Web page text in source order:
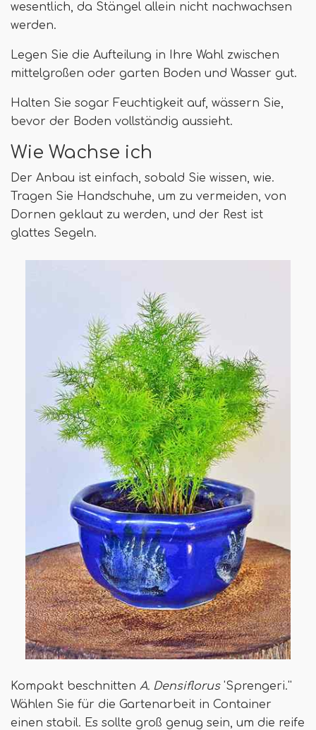
wesentlich, da Stängel allein nicht nachwachsen
werden.
Legen Sie die Aufteilung in Ihre Wahl zwischen
mittelgroßen oder garten Boden und Wasser gut.
Halten Sie sogar Feuchtigkeit auf, wässern Sie,
bevor der Boden vollständig aussieht.
Wie Wachse ich
Der Anbau ist einfach, sobald Sie wissen, wie.
Tragen Sie Handschuhe, um zu vermeiden, von
Dornen geklaut zu werden, und der Rest ist
glattes Segeln.
Kompakt beschnitten A. Densiflorus'Sprengeri.''
Wählen Sie für die Gartenarbeit in Container
einen stabil. Es sollte groß genug sein, um die reife